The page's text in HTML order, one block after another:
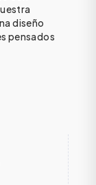
diseño
pensados